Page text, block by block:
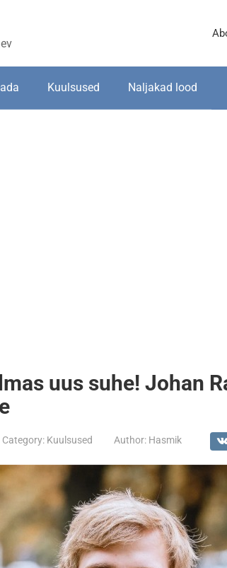
Kuulsused Naljakad lood
uus suhe! Johan
Category: Kuulsused Author: Hasmik